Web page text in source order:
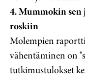
4. Mummokin sen
roskiin
Molempien
vähentäminen on
tutkimustulokset